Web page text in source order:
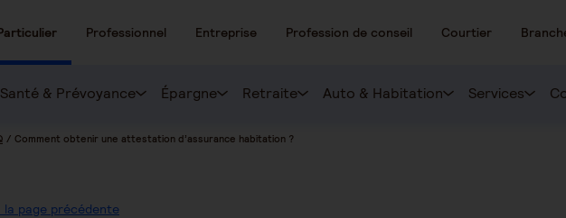
Professionnel Entreprise Profession de conseil Courtier
Santé & Prévoyance Épargne Retraite Auto & Habitation Services
Comment obtenir une attestation d’assurance habitation ?
la page précédente